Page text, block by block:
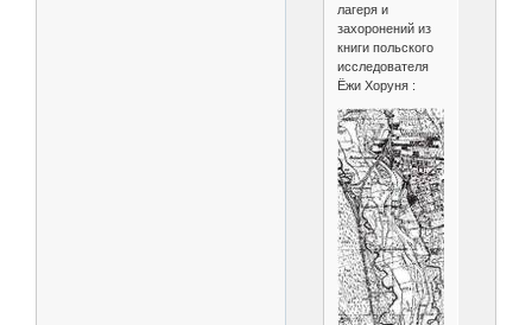
лагеря и
захоронений из
книги польского
исследователя
Ёжи Хоруня :